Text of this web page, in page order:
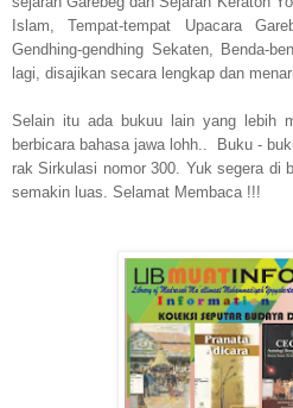
Islam, Tempat-tempat Upacara
Gendhing-gendhing Sekaten, Benda-
lagi, disajikan secara lengkap dan
Selain itu ada bukuu lain yang lebih
berbicara bahasa jawa lohh.. Buku -
rak Sirkulasi nomor 300. Yuk segera di
semakin luas. Selamat Membaca !!!